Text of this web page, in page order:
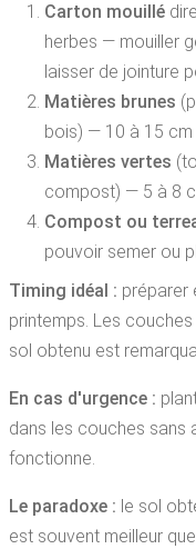
Carton mouillé
herbes — mouiller
laisser de jointure
Matières brunes
bois) — 10 à 15 cm
Matières vertes
compost) — 5 à 8
Compost ou
pouvoir semer ou
Timing idéal : préparer
printemps. Les
sol obtenu est
En cas d'urgence :
dans les couches sans
fonctionne.
Le paradoxe : le sol
est souvent meilleur